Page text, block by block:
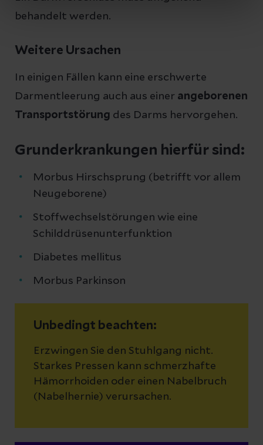
behandelt werden.
Weitere Ursachen
In einigen Fällen kann eine erschwerte
Darmentleerung auch aus einer angeborenen
Transportstörung des Darms hervorgehen.
Grunderkrankungen hierfür sind:
Morbus Hirschsprung (betrifft vor allem
Neugeborene)
Stoffwechselstörungen wie eine
Schilddrüsenunterfunktion
Diabetes mellitus
Morbus Parkinson
Unbedingt beachten:
Erzwingen Sie den Stuhlgang nicht.
Starkes Pressen kann schmerzhafte
Hämorrhoiden oder einen Nabelbruch
(Nabelhernie) verursachen.